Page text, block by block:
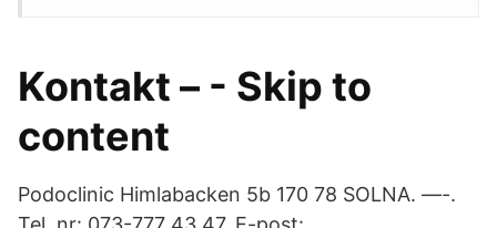
Kontakt – - Skip to
content
Podoclinic Himlabacken 5b 170 78 SOLNA. —-.